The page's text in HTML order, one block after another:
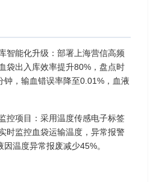
智能化升级：部署上海营信高频
袋出入库效率提升80%，盘点时
钟，输血错误率降至0.01%，血液
控项目：采用温度传感电子标签
时监控血袋运输温度，异常报警
温度异常报废减少45%。